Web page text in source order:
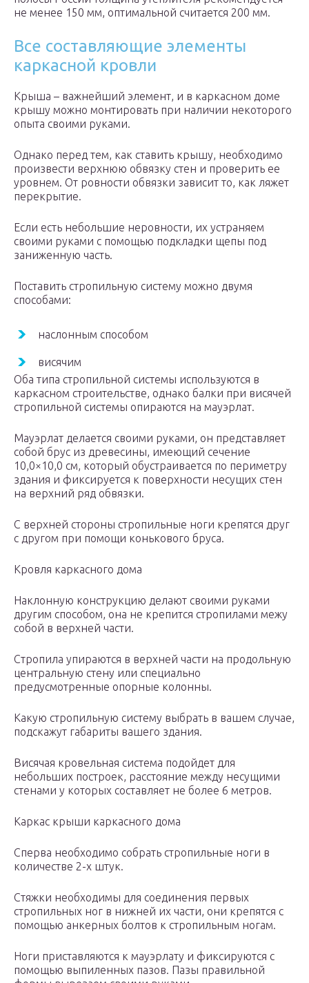
не менее 150 мм, оптимальной считается 200 мм.
Все составляющие элементы
каркасной кровли
Крыша – важнейший элемент, и в каркасном доме
крышу можно монтировать при наличии некоторого
опыта своими руками.
Однако перед тем, как ставить крышу, необходимо
произвести верхнюю обвязку стен и проверить ее
уровнем. От ровности обвязки зависит то, как ляжет
перекрытие.
Если есть небольшие неровности, их устраняем
своими руками с помощью подкладки щепы под
заниженную часть.
Поставить стропильную систему можно двумя
способами:
наслонным способом
висячим
Оба типа стропильной системы используются в
каркасном строительстве, однако балки при висячей
стропильной системы опираются на мауэрлат.
Мауэрлат делается своими руками, он представляет
собой брус из древесины, имеющий сечение
10,0×10,0 см, который обустраивается по периметру
здания и фиксируется к поверхности несущих стен
на верхний ряд обвязки.
С верхней стороны стропильные ноги крепятся друг
с другом при помощи конькового бруса.
Кровля каркасного дома
Наклонную конструкцию делают своими руками
другим способом, она не крепится стропилами межу
собой в верхней части.
Стропила упираются в верхней части на продольную
центральную стену или специально
предусмотренные опорные колонны.
Какую стропильную систему выбрать в вашем случае,
подскажут габариты вашего здания.
Висячая кровельная система подойдет для
небольших построек, расстояние между несущими
стенами у которых составляет не более 6 метров.
Каркас крыши каркасного дома
Сперва необходимо собрать стропильные ноги в
количестве 2-х штук.
Стяжки необходимы для соединения первых
стропильных ног в нижней их части, они крепятся с
помощью анкерных болтов к стропильным ногам.
Ноги приставляются к мауэрлату и фиксируются с
помощью выпиленных пазов. Пазы правильной